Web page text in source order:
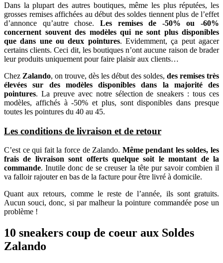
Dans la plupart des autres boutiques, même les plus réputées, les
grosses remises affichées au début des soldes tiennent plus de l’effet
d’annonce qu’autre chose. Les remises de -50% ou -60%
concernent souvent des modèles qui ne sont plus disponibles
que dans une ou deux pointures. Evidemment, ça peut agacer
certains clients. Ceci dit, les boutiques n’ont aucune raison de brader
leur produits uniquement pour faire plaisir aux clients…
Chez Zalando, on trouve, dès les début des soldes, des remises très
élevées sur des modèles disponibles dans la majorité des
pointures. La preuve avec notre sélection de sneakers : tous ces
modèles, affichés à -50% et plus, sont disponibles dans presque
toutes les pointures du 40 au 45.
Les conditions de livraison et de retour
C’est ce qui fait la force de Zalando. Même pendant les soldes, les
frais de livraison sont offerts quelque soit le montant de la
commande. Inutile donc de se creuser la tête pur savoir combien il
va falloir rajouter en bas de la facture pour être livré à domicile.
Quant aux retours, comme le reste de l’année, ils sont gratuits.
Aucun souci, donc, si par malheur la pointure commandée pose un
problème !
10 sneakers coup de coeur aux Soldes
Zalando